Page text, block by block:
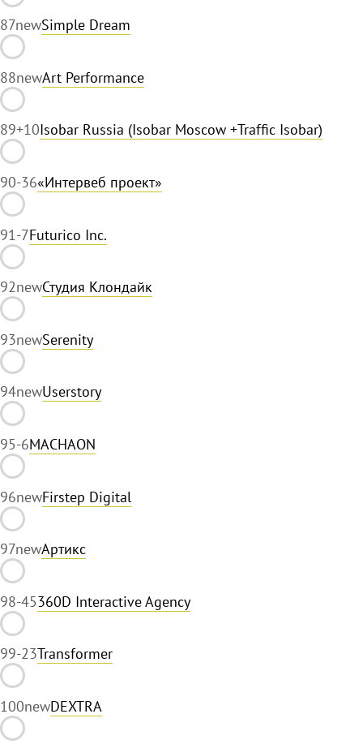
87newSimple Dream
88newArt Performance
89+10Isobar Russia (Isobar Moscow +Traffic Isobar)
90-36«Интервеб проект»
91 -7Futurico Inc.
92newСтудия Клондайк
93newSerenity
94newUserstory
95-6MACHAON
96newFirstep Digital
97newАртикс
98-45360D Interactive Agency
99-23Transformer
100newDEXTRA